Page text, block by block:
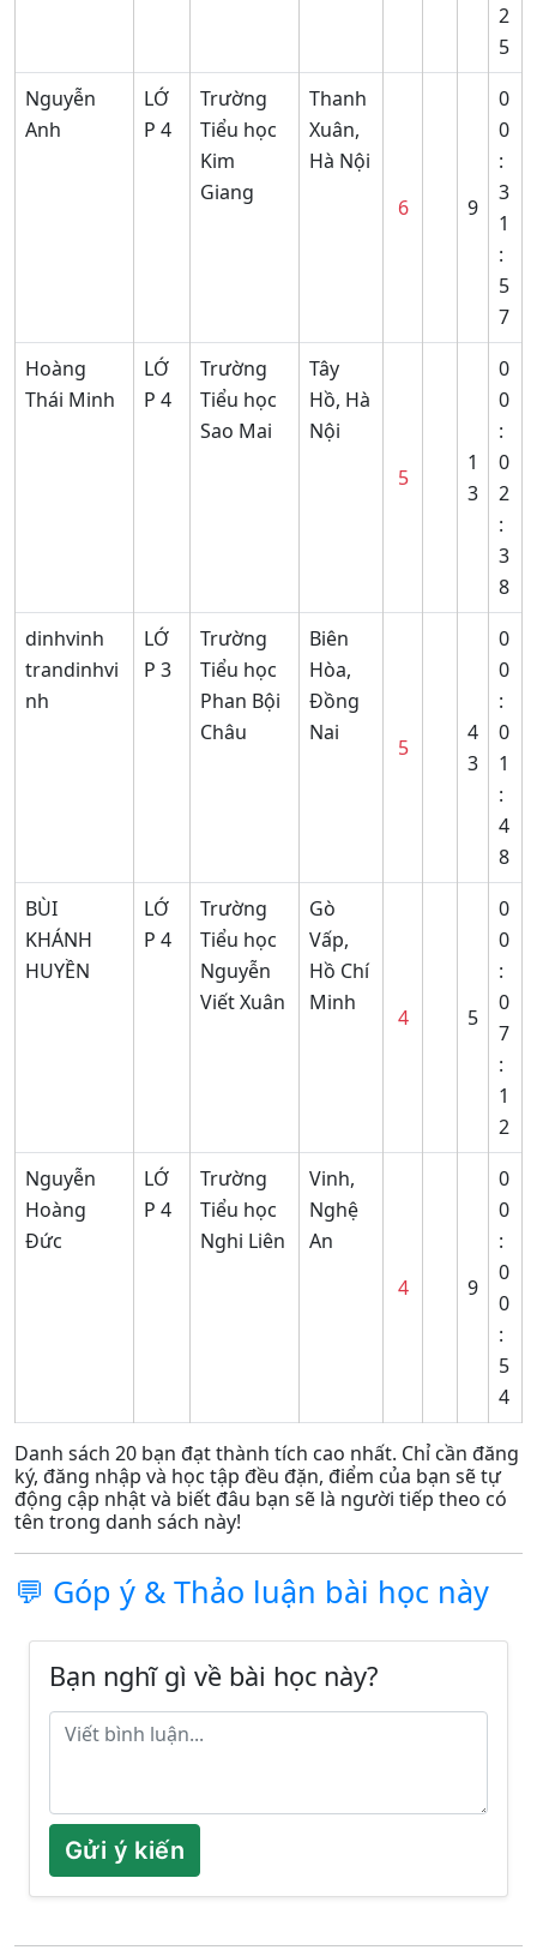
2
5
Nguyễn
Anh
LỚ
P 4
Trường
Tiểu học
Kim
Giang
Thanh
Xuân,
Hà Nội
6
9
0
0
:
3
1
:
5
7
Hoàng
Thái Minh
LỚ
P 4
Trường
Tiểu học
Sao Mai
Tây
Hồ, Hà
Nội
5
1
3
0
0
:
0
2
:
3
8
dinhvinh
trandinhvi
nh
LỚ
P 3
Trường
Tiểu học
Phan Bội
Châu
Biên
Hòa,
Đồng
Nai
5
4
3
0
0
:
0
1
:
4
8
BÙI
KHÁNH
HUYỀN
LỚ
P 4
Trường
Tiểu học
Nguyễn
Viết Xuân
Gò
Vấp,
Hồ Chí
Minh
4 5
0
0
:
0
7
:
1
2
Nguyễn
Hoàng
Đức
LỚ
P 4
Trường
Tiểu học
Nghi Liên
Vinh,
Nghệ
An
4
9
0
0
:
0
0
:
5
4
Danh sách 20 bạn đạt thành tích cao nhất. Chỉ cần đăng
ký, đăng nhập và học tập đều đặn, điểm của bạn sẽ tự
động cập nhật và biết đâu bạn sẽ là người tiếp theo có
tên trong danh sách này!
💬 Góp ý & Thảo luận bài học này
Bạn nghĩ gì về bài học này?
Gửi ý kiến